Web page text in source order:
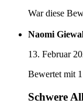
War diese
Naomi
13. Februar
Bewertet mit
Schwere